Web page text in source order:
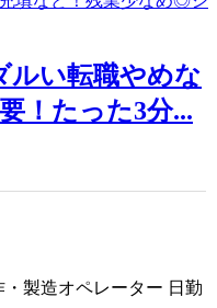
ルい転職やめな
！たった3分...
製造オペレーター 日勤